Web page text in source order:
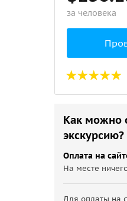
за человека
Как можно
экскурсию?
Оплата на
На месте
Для оплаты на